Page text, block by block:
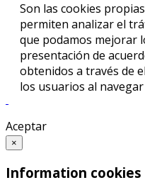
Son las cookies
permiten analizar el
que podamos mejorar
presentación de
obtenidos a través de
los usuarios al
Aceptar
×
Information cookies